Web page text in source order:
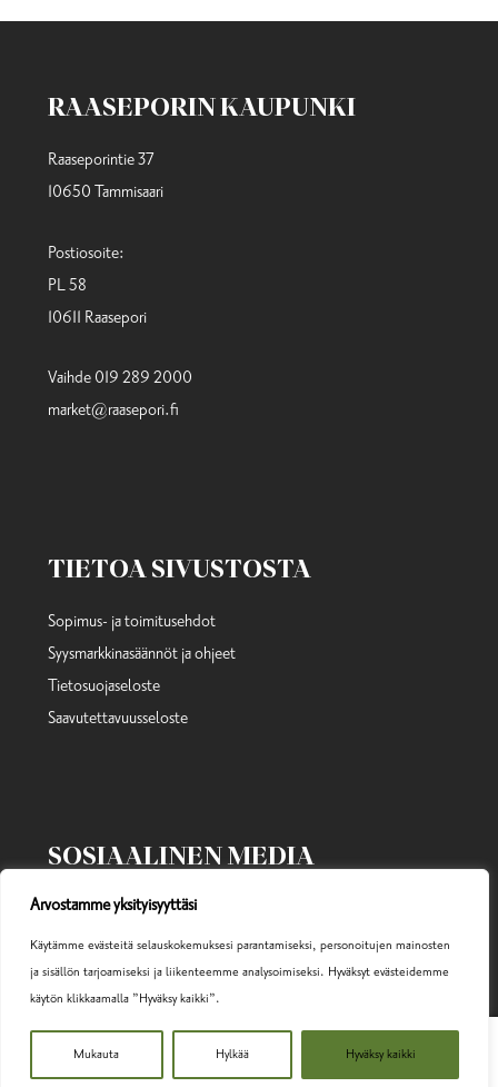
Arvostamme yksityisyyttäsi
Käytämme evästeitä selauskokemuksesi parantamiseksi, personoitujen mainosten
ja sisällön tarjoamiseksi ja liikenteemme analysoimiseksi. Hyväksyt evästeidemme
käytön klikkaamalla ”Hyväksy kaikki”.
Mukauta Hylkää Hyväksy kaikki
RAASEPORIN KAUPUNKI
Raaseporintie 37
10650 Tammisaari
Postiosoite:
PL 58
10611 Raasepori
Vaihde 019 289 2000
market@raasepori.fi
TIETOA SIVUSTOSTA
Sopimus- ja toimitusehdot
Syysmarkkinasäännöt ja ohjeet
Tietosuojaseloste
Saavutettavuusseloste
SOSIAALINEN MEDIA
Etsi:
HAKU